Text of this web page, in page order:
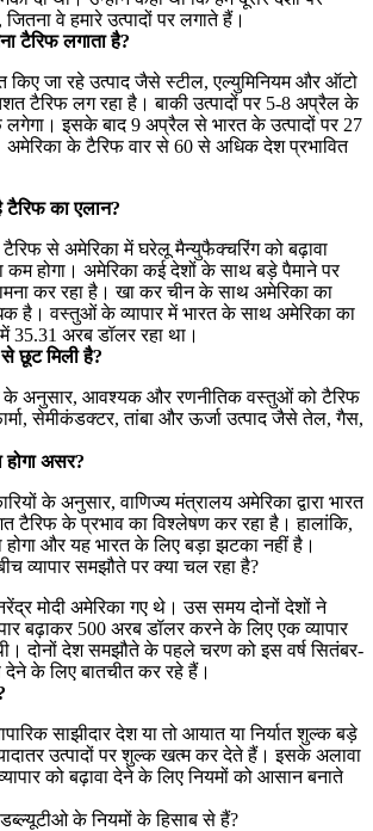
वे हमारे उत्पादों पर लगाते हैं।
टैरिफ लगाता है?
किए जा रहे उत्पाद जैसे स्टील, एल्युमिनियम और ऑटो
टैरिफ लग रहा है। बाकी उत्पादों पर 5-8 अप्रैल के
लगेगा। इसके बाद 9 अप्रैल से भारत के उत्पादों पर 27
अमेरिका के टैरिफ वार से 60 से अधिक देश प्रभावित
टैरिफ का एलान?
टैरिफ से अमेरिका में घरेलू मैन्युफैक्चरिंग को बढ़ावा
कम होगा। अमेरिका कई देशों के साथ बड़े पैमाने पर
कर रहा है। खा कर चीन के साथ अमेरिका का
है। वस्तुओं के व्यापार में भारत के साथ अमेरिका का
में 35.31 अरब डॉलर रहा था।
छूट मिली है?
अनुसार, आवश्यक और रणनीतिक वस्तुओं को टैरिफ
सेमीकंडक्टर, तांबा और ऊर्जा उत्पाद जैसे तेल, गैस,
होगा असर?
के अनुसार, वाणिज्य मंत्रालय अमेरिका द्वारा भारत
टैरिफ के प्रभाव का विश्लेषण कर रहा है। हालांकि,
और यह भारत के लिए बड़ा झटका नहीं है।
व्यापार समझौते पर क्या चल रहा है?
मोदी अमेरिका गए थे। उस समय दोनों देशों ने
बढ़ाकर 500 अरब डॉलर करने के लिए एक व्यापार
दोनों देश समझौते के पहले चरण को इस वर्ष सितंबर-
के लिए बातचीत कर रहे हैं।
साझीदार देश या तो आयात या निर्यात शुल्क बड़े
उत्पादों पर शुल्क खत्म कर देते हैं। इसके अलावा
को बढ़ावा देने के लिए नियमों को आसान बनाते
के नियमों के हिसाब से हैं?